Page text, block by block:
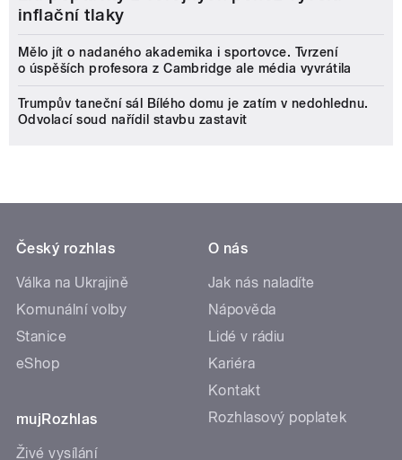
inflační tlaky
Mělo jít o nadaného akademika i sportovce. Tvrzení
o úspěších profesora z Cambridge ale média vyvrátila
Trumpův taneční sál Bílého domu je zatím v nedohlednu.
Odvolací soud nařídil stavbu zastavit
Český rozhlas
Válka na Ukrajině
Komunální volby
Stanice
eShop
mujRozhlas
Živé vysílání
O nás
Jak nás naladíte
Nápověda
Lidé v rádiu
Kariéra
Kontakt
Rozhlasový poplatek